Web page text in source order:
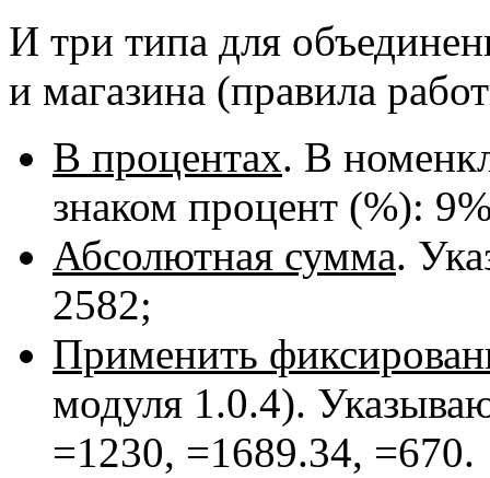
И три типа для
и магазина (правила
В процентах. В
знаком процент (%):
Абсолютная сумма.
2582;
Применить
модуля 1.0.4).
=1230, =1689.34, =670.